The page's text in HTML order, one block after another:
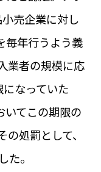
解くフランス
う時に
ブル
#コスメ
ージュ
#おでかけ
売企業に対し
毎年行うよう義
業者の規模に応
なっていた
いてこの期限の
処罰として、
た。